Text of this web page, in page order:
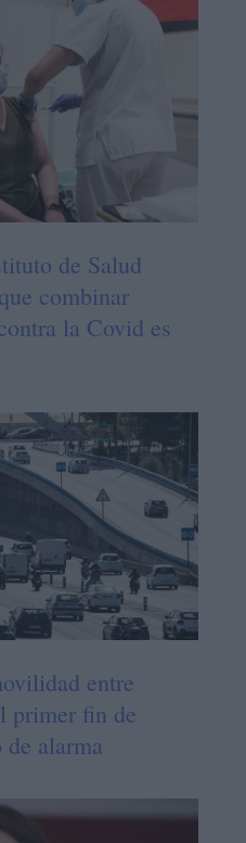
de Salud
combinar
la Covid es
entre
primer fin de
de alarma